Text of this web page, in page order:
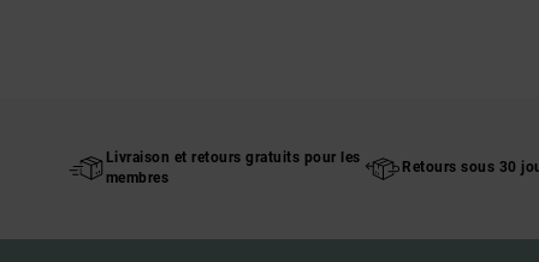
Livraison et retours gratuits pour les
membres
Retours sous 30